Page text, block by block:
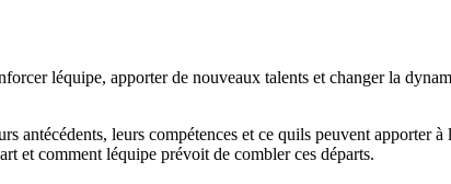
léquipe, apporter de nouveaux talents et changer la
antécédents, leurs compétences et ce quils peuvent apporter à
et comment léquipe prévoit de combler ces départs.